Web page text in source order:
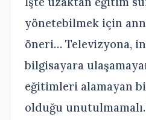
yönetebilmek için
öneri… Televizyona,
bilgisayara
eğitimleri alamayan
olduğu